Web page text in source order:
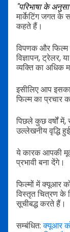
"परिभाषा के
मार्केटिंग जगत के
कहते हैं।
विपणक और फिल्म
विज्ञापन, ट्रेलर,
व्यक्ति का अधिक
इसीलिए आप
फिल्म का प्रचार
पिछले कुछ वर्षों
उल्लेखनीय वृद्धि
ये कारक आपकी
प्रभावी बना देंगे।
फिल्मों में क्यूआर
विस्तृत चित्रण के
सूचीबद्ध करते हैं।
सम्बंधित:क्यूआर